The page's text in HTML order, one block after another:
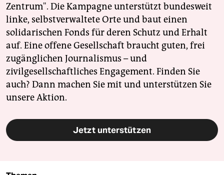
Zentrum". Die Kampagne unterstützt bundesweit
linke, selbstverwaltete Orte und baut einen
solidarischen Fonds für deren Schutz und Erhalt
auf. Eine offene Gesellschaft braucht guten, frei
zugänglichen Journalismus – und
zivilgesellschaftliches Engagement. Finden Sie
auch? Dann machen Sie mit und unterstützen Sie
unsere Aktion.
Jetzt unterstützen